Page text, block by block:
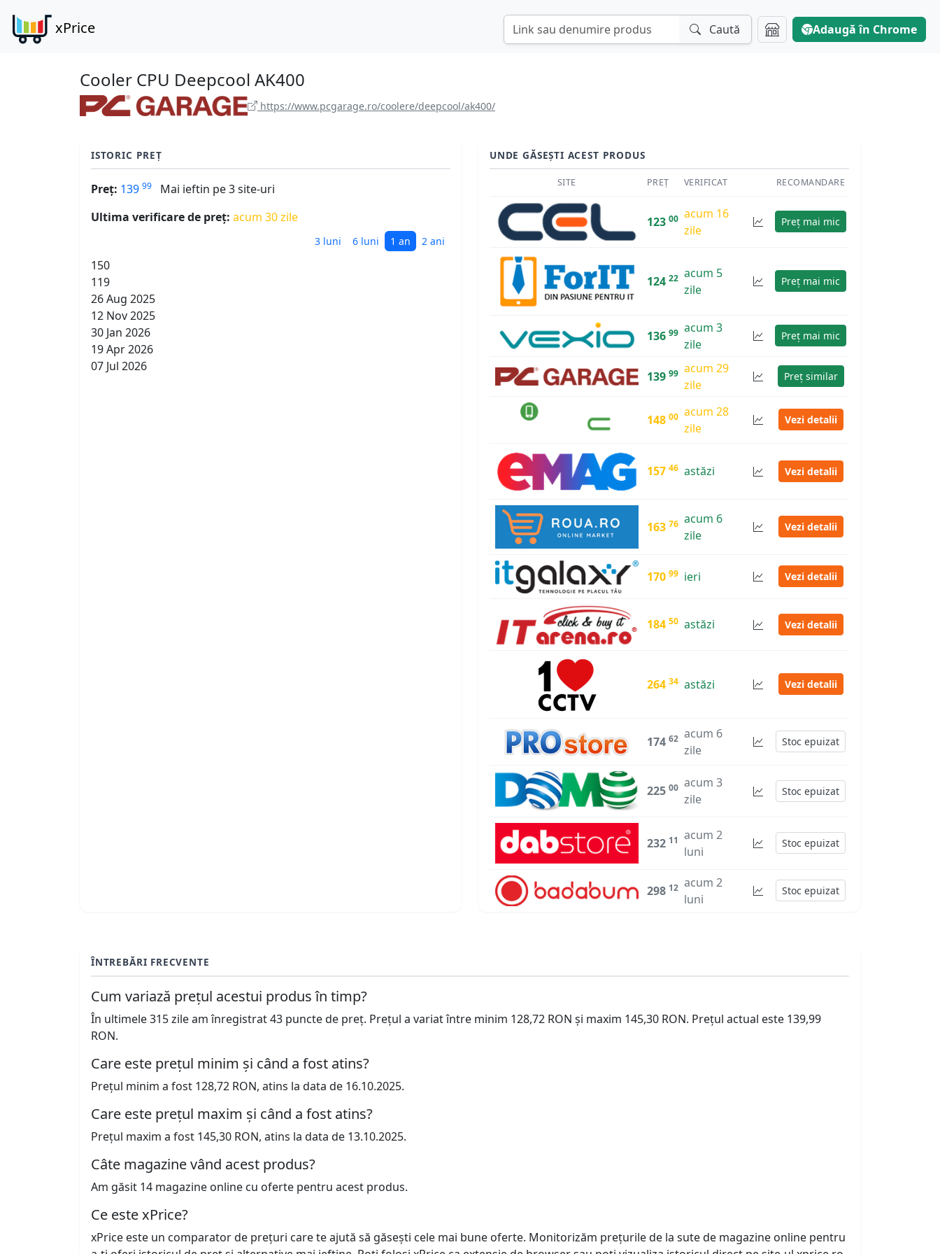
xPrice Caută Adaugă în Chrome
Cooler CPU Deepcool AK400
https://www.pcgarage.ro/coolere/deepcool/ak400/
ISTORIC PREȚ
Preț: 139 99
Mai ieftin pe 3 site-uri
Ultima verificare de preț: acum 30 zile
3 luni 6 luni 1 an 2 ani
150
119
26 Aug 2025
12 Nov 2025
30 Jan 2026
19 Apr 2026
07 Jul 2026
UNDE GĂSEȘTI ACEST PRODUS
SITE PREȚ VERIFICAT RECOMANDARE
123 00 acum 16
zile
Preț mai mic
124 22 acum 5
zile
Preț mai mic
136 99 acum 3
zile
Preț mai mic
139 99 acum 29
zile
Preț similar
148 00 acum 28
zile
Vezi detalii
157 46 astăzi Vezi detalii
163 76 acum 6
zile
Vezi detalii
170 99 ieri Vezi detalii
184 50 astăzi Vezi detalii
264 34 astăzi Vezi detalii
174 62 acum 6
zile
Stoc epuizat
225 00 acum 3
zile
Stoc epuizat
232 11 acum 2
luni
Stoc epuizat
298 12 acum 2
luni
Stoc epuizat
ÎNTREBĂRI FRECVENTE
Cum variază prețul acestui produs în timp?
În ultimele 315 zile am înregistrat 43 puncte de preț. Prețul a variat între minim 128,72 RON și maxim 145,30 RON. Prețul actual este 139,99
RON.
Care este prețul minim și când a fost atins?
Prețul minim a fost 128,72 RON, atins la data de 16.10.2025.
Care este prețul maxim și când a fost atins?
Prețul maxim a fost 145,30 RON, atins la data de 13.10.2025.
Câte magazine vând acest produs?
Am găsit 14 magazine online cu oferte pentru acest produs.
Ce este xPrice?
xPrice este un comparator de prețuri care te ajută să găsești cele mai bune oferte. Monitorizăm prețurile de la sute de magazine online pentru